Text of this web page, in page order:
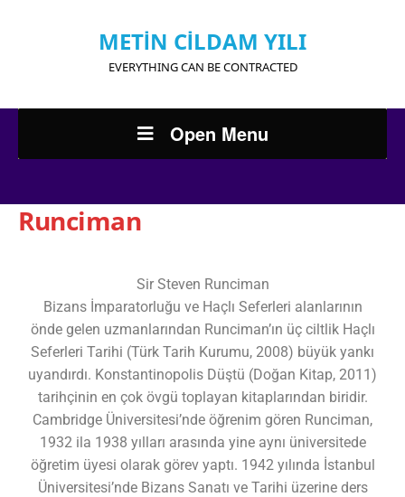
METİN CİLDAM YILI
EVERYTHING CAN BE CONTRACTED
Open Menu
Runciman
Sir Steven Runciman
Bizans İmparatorluğu ve Haçlı Seferleri alanlarının
önde gelen uzmanlarından Runciman’ın üç ciltlik Haçlı
Seferleri Tarihi (Türk Tarih Kurumu, 2008) büyük yankı
uyandırdı. Konstantinopolis Düştü (Doğan Kitap, 2011)
tarihçinin en çok övgü toplayan kitaplarından biridir.
Cambridge Üniversitesi’nde öğrenim gören Runciman,
1932 ila 1938 yılları arasında yine aynı üniversitede
öğretim üyesi olarak görev yaptı. 1942 yılında İstanbul
Üniversitesi’nde Bizans Sanatı ve Tarihi üzerine ders